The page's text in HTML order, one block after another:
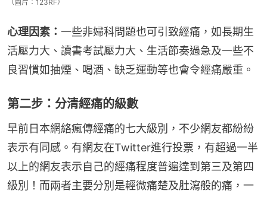
（圖片：123RF）
心理因素： 一些非婦科問題也可引致經痛，如長期生
活壓力大、讀書考試壓力大、生活節奏過急及一些不
良習慣如抽煙、喝酒、缺乏運動等也會令經痛嚴重。
第二步：分清經痛的級數
早前日本網絡瘋傳經痛的七大級別，不少網友都紛紛
表示有同感。有網友在Twitter進行投票，有超過一半
以上的網友表示自己的經痛程度普遍達到第三及第四
級別！而兩者主要分別是輕微痛楚及肚瀉般的痛，一